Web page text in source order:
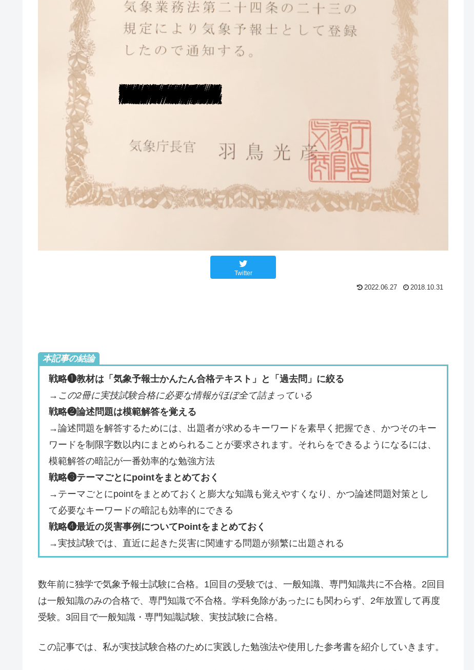
Twitter
2022.06.27 2018.10.31
本記事の結論
戦略❶教材は「気象予報士かんたん合格テキスト」と「過去問」に絞る
→ この2冊に実技試験合格に必要な情報がほぼ全て詰まっている
戦略❷論述問題は模範解答を覚える
→論述問題を解答するためには、 出題者が求めるキーワードを素早く把握でき、かつそのキー
ワードを制限字数以内にまとめられることが要求されます。それらをできるようになるには、
模範解答の暗記が一番効率的な勉強方法
戦略❸テーマごとにpointをまとめておく
→テーマごとにpointをまとめておくと膨大な知識も覚えやすくなり、かつ論述問題対策とし
て必要なキーワードの暗記も効率的にできる
戦略❹最近の災害事例についてPointをまとめておく
→実技試験では、直近に起きた災害に関連する問題が頻繁に出題される
数年前に独学で気象予報士試験に合格。1回目の受験では、一般知識、専門知識共に不合格。2回目
は一般知識のみの合格で、専門知識で不合格。学科免除があったにも関わらず、2年放置して再度
受験。3回目で一般知識・専門知識試験、実技試験に合格。
この記事では、私が実技試験合格のために実践した勉強法や使用した参考書を紹介していきます。